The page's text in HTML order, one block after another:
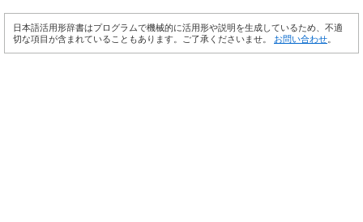
日本語活用形辞書はプログラムで機械的に活用形や説明を生成しているため、不適
切な項目が含まれていることもあります。ご了承くださいませ。 お問い合わせ